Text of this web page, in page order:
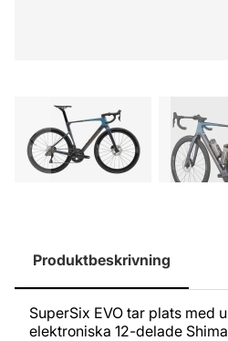
Produktbeskrivning
SuperSix EVO tar plats med
elektroniska 12-delade